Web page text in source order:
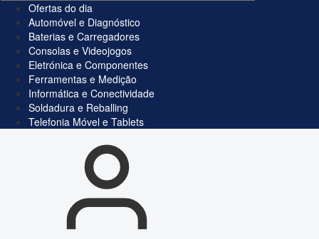
Ofertas do dia
Automóvel e Diagnóstico
Baterias e Carregadores
Consolas e Videojogos
Eletrónica e Componentes
Ferramentas e Medição
Informática e Conectividade
Soldadura e Reballing
Telefonia Móvel e Tablets